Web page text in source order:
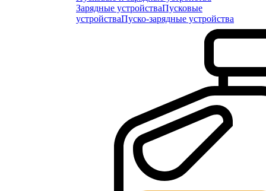
Зарядные устройстваПусковые
устройстваПуско-зарядные устройства